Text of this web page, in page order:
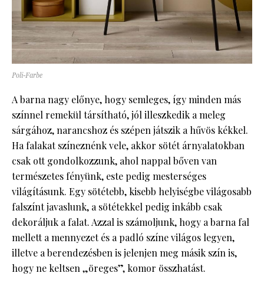
Poli-Farbe
A barna nagy előnye, hogy semleges, így minden más
színnel remekül társítható, jól illeszkedik a meleg
sárgához, narancshoz és szépen játszik a hűvös kékkel.
Ha falakat színeznénk vele, akkor sötét árnyalatokban
csak ott gondolkozzunk, ahol nappal bőven van
természetes fényünk, este pedig mesterséges
világításunk. Egy sötétebb, kisebb helyiségbe világosabb
falszínt javaslunk, a sötétekkel pedig inkább csak
dekoráljuk a falat. Azzal is számoljunk, hogy a barna fal
mellett a mennyezet és a padló színe világos legyen,
illetve a berendezésben is jelenjen meg másik szín is,
hogy ne keltsen „öreges”, komor összhatást.